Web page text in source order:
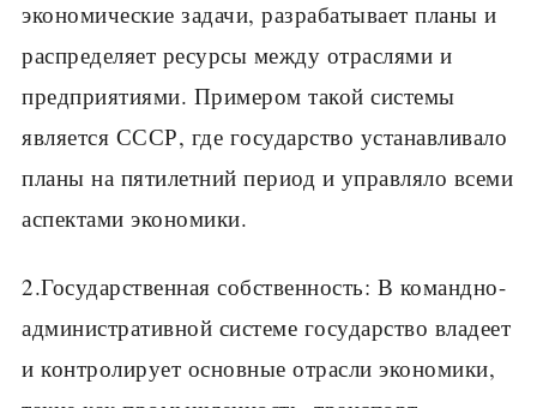
экономические задачи, разрабатывает планы и
распределяет ресурсы между отраслями и
предприятиями. Примером такой системы
является СССР, где государство устанавливало
планы на пятилетний период и управляло всеми
аспектами экономики.
2.Государственная собственность: В командно-
административной системе государство владеет
и контролирует основные отрасли экономики,